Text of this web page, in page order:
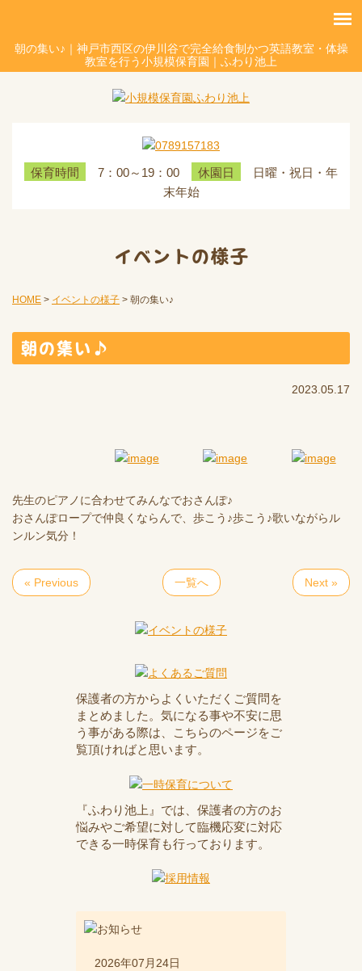
朝の集い♪｜神戸市西区の伊川谷で完全給食制かつ英語教室・体操
教室を行う小規模保育園｜ふわり池上
保育時間 7：00～19：00 休園日
日曜・祝日・年
末年始
イベントの様子
HOME > イベントの様子 > 朝の集い♪
朝の集い♪
2023.05.17
先生のピアノに合わせてみんなでおさんぽ♪
おさんぽロープで仲良くならんで、歩こう♪歩こう♪歌いながらル
ンルン気分！
« Previous 一覧へ Next »
保護者の方からよくいただくご質問を
まとめました。気になる事や不安に思
う事がある際は、こちらのページをご
覧頂ければと思います。
『ふわり池上』では、保護者の方のお
悩みやご希望に対して臨機応変に対応
できる一時保育も行っております。
2026年07月24日